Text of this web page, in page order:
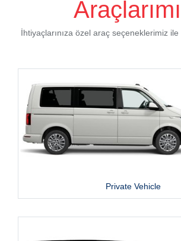
İhtiyaçlarınıza özel araç seçeneklerimiz
Private Vehicle